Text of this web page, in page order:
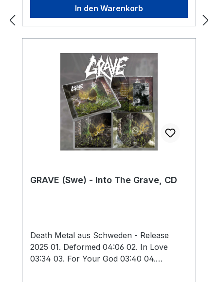
In den Warenkorb
GRAVE (Swe) - Into The Grave, CD
Death Metal aus Schweden - Release
2025 01. Deformed 04:06 02. In Love
03:34 03. For Your God 03:40 04.